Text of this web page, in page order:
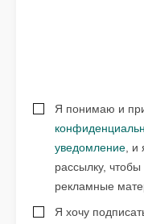
Я понимаю и
уведомление ,
рассылку,
рекламные
Я хочу